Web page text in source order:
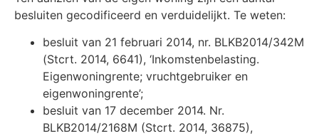
besluiten gecodificeerd en verduidelijkt. Te weten:
besluit van 21 februari 2014, nr. BLKB2014/342M
(Stcrt. 2014, 6641), ‘Inkomstenbelasting.
Eigenwoningrente; vruchtgebruiker en
eigenwoningrente’;
besluit van 17 december 2014. Nr.
BLKB2014/2168M (Stcrt. 2014, 36875),